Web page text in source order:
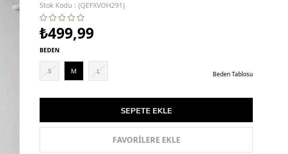
Stok Kodu (QEFXVOH291)
₺499,99
BEDEN
S M L Beden Tablosu
FAVORILERE EKLE